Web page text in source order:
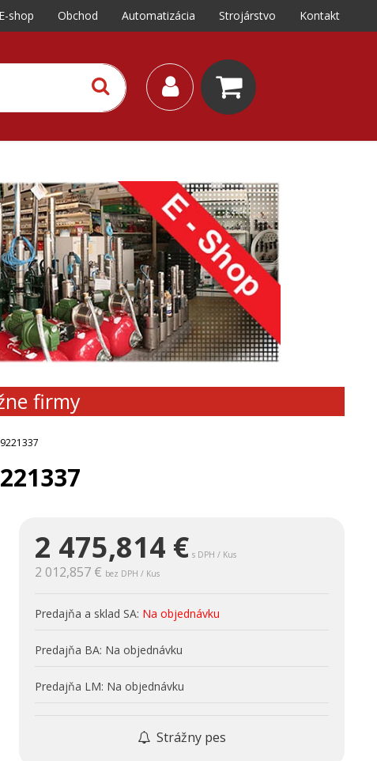
E-shop Obchod Automatizácia Strojárstvo Kontakt
firmy
2 475,814 € s DPH / Kus
2 012,857 € bez DPH / Kus
Predajňa a sklad SA: Na objednávku
Predajňa BA: Na objednávku
Predajňa LM: Na objednávku
Strážny pes